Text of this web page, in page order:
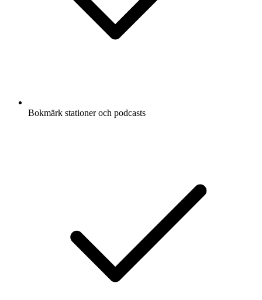
Bokmärk stationer och podcasts